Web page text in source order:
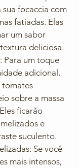
focaccia com
fatiadas. Elas
um sabor
deliciosa.
Para um toque
adicional,
tomates
sobre a massa
ficarão
e
suculento.
Se você
mais intensos,